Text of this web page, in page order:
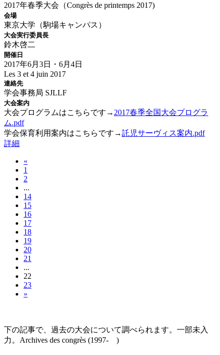
2017年春季大会（Congrès de printemps 2017)
会場
東京大学（駒場キャンパス）
大会実行委員長
鈴木啓二
開催日
2017年6月3日・6月4日
Les 3 et 4 juin 2017
連絡先
学会事務局 SJLLF
大会案内
大会プログラムはこちらです→ 2017春季全国大会プログラ
ム.pdf
学会保育利用案内はこちらです→託児サーヴィス案内.pdf
詳細
«
1
2
...
14
15
16
17
18
19
20
21
...
22
23
»
下の記事で、過去の大会について調べられます。一部未入
力。Archives des congrès (1997- )